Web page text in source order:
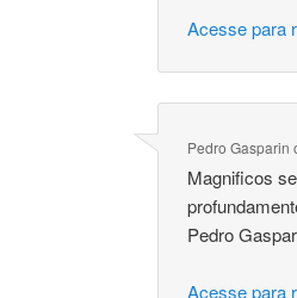
Acesse para
Pedro Gasparin
Magnificos
Pedro
Acesse para